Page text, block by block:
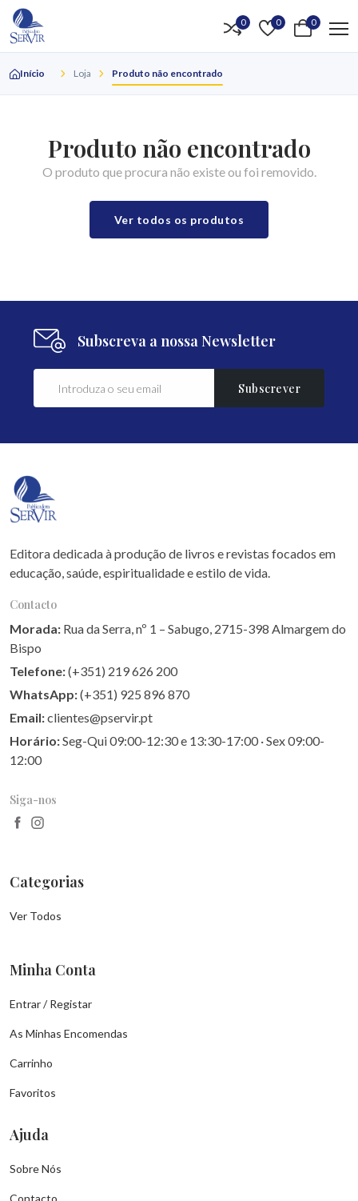
0 0 0
Início Loja Produto não encontrado
Produto não encontrado
O produto que procura não existe ou foi removido.
Ver todos os produtos
Subscreva a nossa Newsletter
Subscrever
Editora dedicada à produção de livros e revistas focados em
educação, saúde, espiritualidade e estilo de vida.
Contacto
Morada: Rua da Serra, nº 1 – Sabugo, 2715-398 Almargem do
Bispo
Telefone:(+351) 219 626 200
WhatsApp:(+351) 925 896 870
Email:clientes@pservir.pt
Horário:Seg-Qui 09:00-12:30 e 13:30-17:00 · Sex 09:00-
12:00
Siga-nos
Categorias
Ver Todos
Minha Conta
Entrar / Registar
As Minhas Encomendas
Carrinho
Favoritos
Ajuda
Sobre Nós
Contacto